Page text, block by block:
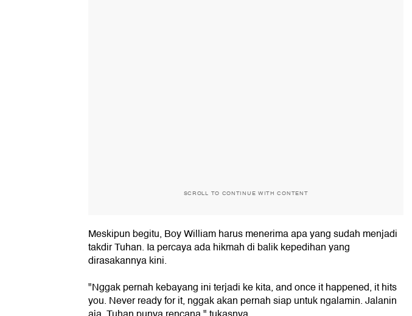
SCROLL TO CONTINUE WITH CONTENT
Meskipun begitu, Boy William harus menerima apa yang sudah menjadi
takdir Tuhan. Ia percaya ada hikmah di balik kepedihan yang
dirasakannya kini.
"Nggak pernah kebayang ini terjadi ke kita, and once it happened, it hits
you. Never ready for it, nggak akan pernah siap untuk ngalamin. Jalanin